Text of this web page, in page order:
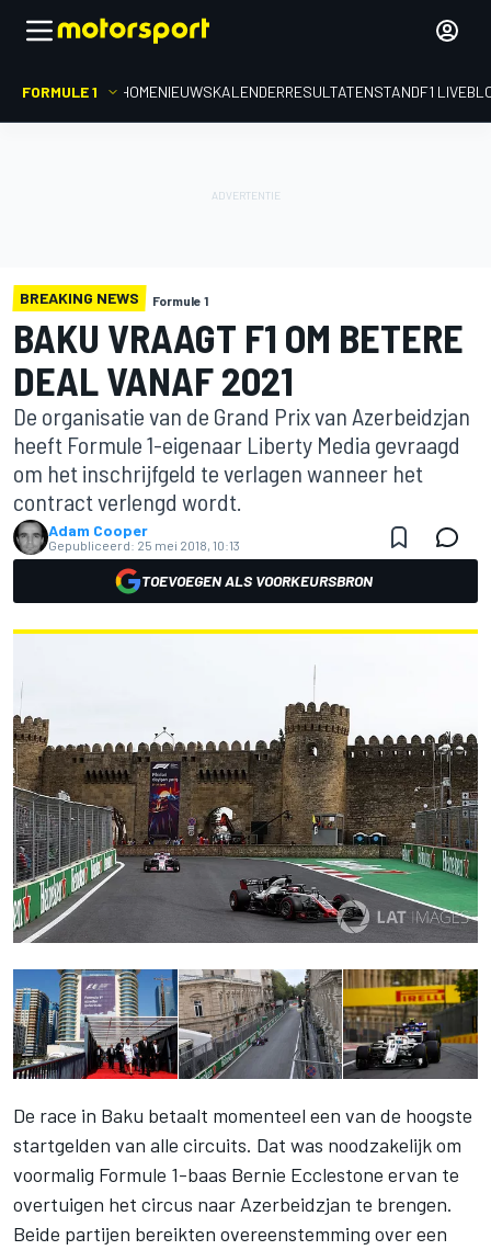
FORMULE 1 HOMENIEUWSKALENDERRESULTATENSTANDF1
BREAKING NEWS Formule 1
BAKU VRAAGT F1 OM BETERE
DEAL VANAF 2021
De organisatie van de Grand Prix van Azerbeidzjan
heeft Formule 1-eigenaar Liberty Media gevraagd
om het inschrijfgeld te verlagen wanneer het
contract verlengd wordt.
Adam Cooper
Gepubliceerd: 25 mei 2018, 10:13
TOEVOEGEN ALS VOORKEURSBRON
De race in Baku betaalt momenteel een van de hoogste
startgelden van alle circuits. Dat was noodzakelijk om
voormalig Formule 1-baas Bernie Ecclestone ervan te
overtuigen het circus naar Azerbeidzjan te brengen.
Beide partijen bereikten overeenstemming over een